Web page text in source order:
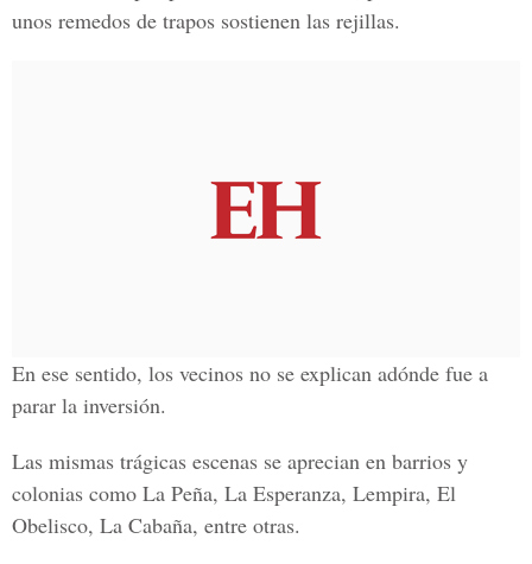
unos remedos de trapos sostienen las rejillas.
En ese sentido, los vecinos no se explican adónde fue a
parar la inversión.
Las mismas trágicas escenas se aprecian en barrios y
colonias como La Peña, La Esperanza, Lempira, El
Obelisco, La Cabaña, entre otras.